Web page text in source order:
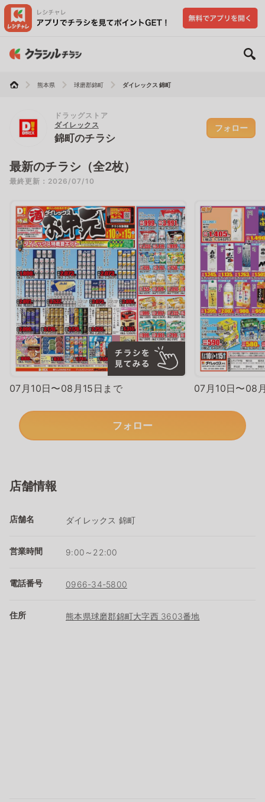
熊本県 球磨郡錦町 ダイレックス 錦町
ドラッグストア
ダイレックス
錦町のチラシ
フォロー
最新のチラシ（全2枚）
最終更新：2026/07/10
07月10日〜08月15日まで 07月10日〜08
フォロー
店舗情報
店舗名 ダイレックス 錦町
営業時間 9:00～22:00
電話番号 0966-34-5800
住所 熊本県球磨郡錦町大字西 3603番地